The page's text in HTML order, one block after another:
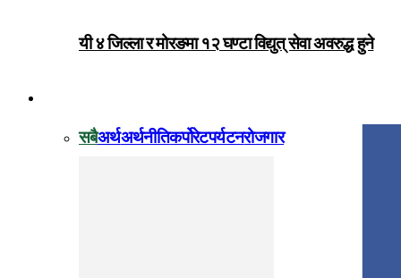
यी ४ जिल्ला र मोरङमा १२ घण्टा विद्युत् सेवा अवरुद्ध हुने
सबैअर्थअर्थनीतिकर्पोरेटपर्यटनरोजगार